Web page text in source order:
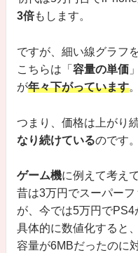
3倍もします。
ですが、細い線グラフ
こちらは「 容量の単価
が年々下がっています。
つまり、価格は上がり
なり続けているのです。
ゲーム機に例えて考え
昔は3万円でスーパー
が、今では5万円でPS4
具体的に数値化すると
容量が6MBだったのに